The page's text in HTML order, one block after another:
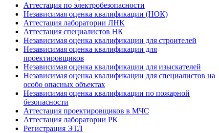
Аттестация по электробезопасности
Независимая оценка квалификации (НОК)
Аттестация лаборатории ЛНК
Аттестация специалистов НК
Независимая оценка квалификации для строителей
Независимая оценка квалификации для
проектировщиков
Независимая оценка квалификации для изыскателей
Независимая оценка квалификации для специалистов на
особо опасных объектах
Независимая оценка квалификации по пожарной
безопасности
Аттестация проектировщиков в МЧС
Аттестация лаборатории РК
Регистрация ЭТЛ